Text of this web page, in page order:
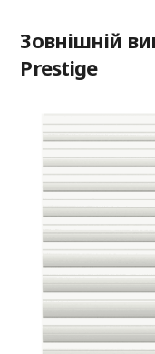
Зовнішній
Prestige